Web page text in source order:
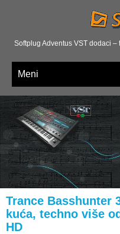
Softplug Adventus VST dodaci
Meni
Trance Basshunter
kuća, techno više
HD